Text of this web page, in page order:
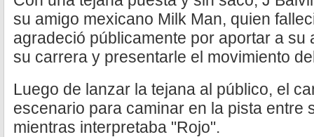
su amigo mexicano Milk Man, quien
agradeció públicamente por aportar a su
su carrera y presentarle el movimiento
Luego de lanzar la tejana al público, el
escenario para caminar en la pista entre
mientras interpretaba "Rojo".